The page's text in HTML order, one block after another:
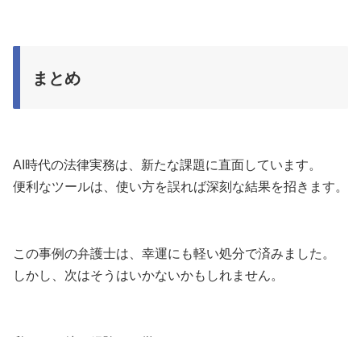
まとめ
AI時代の法律実務は、新たな課題に直面しています。
便利なツールは、使い方を誤れば深刻な結果を招きます。
この事例の弁護士は、幸運にも軽い処分で済みました。
しかし、次はそうはいかないかもしれません。